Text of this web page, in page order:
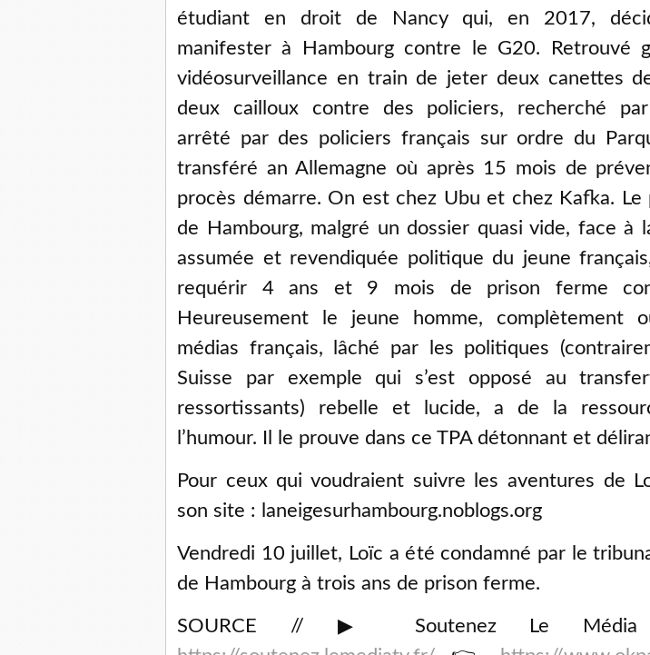
étudiant en droit de Nancy qui, en 2017,
manifester à Hambourg contre le G20. Retrouvé
vidéosurveillance en train de jeter deux canettes
deux cailloux contre des policiers, recherché
arrêté par des policiers français sur ordre du
transféré an Allemagne où après 15 mois de
procès démarre. On est chez Ubu et chez Kafka. Le
de Hambourg, malgré un dossier quasi vide, face à
assumée et revendiquée politique du jeune
requérir 4 ans et 9 mois de prison ferme
Heureusement le jeune homme, complètement
médias français, lâché par les politiques
Suisse par exemple qui s’est opposé au
ressortissants) rebelle et lucide, a de la
l’humour. Il le prouve dans ce TPA détonnant et
Pour ceux qui voudraient suivre les aventures de
son site : laneigesurhambourg.noblogs.org
Vendredi 10 juillet, Loïc a été condamné par le
de Hambourg à trois ans de prison ferme.
SOURCE // ▶ Soutenez Le